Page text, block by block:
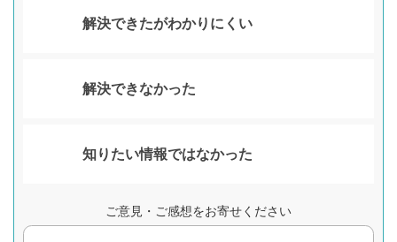
解決できたがわかりにくい
解決できなかった
知りたい情報ではなかった
ご意見・ご感想をお寄せください